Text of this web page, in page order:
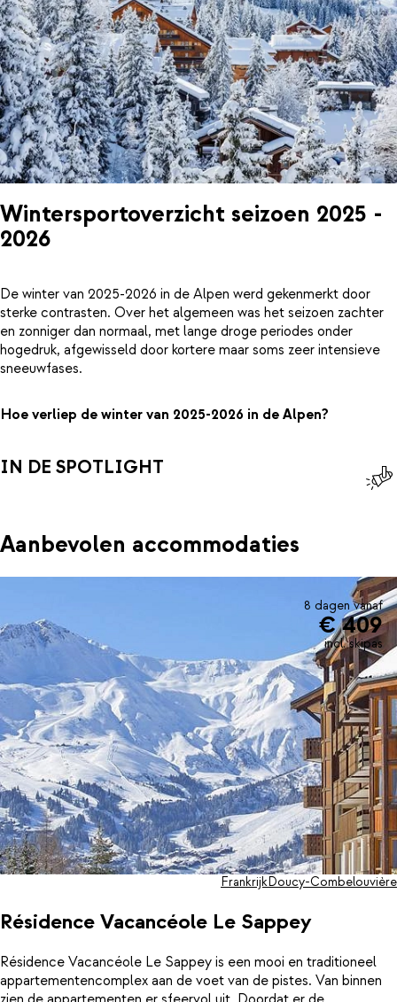
Wintersportoverzicht seizoen 2025 -
2026
De winter van 2025-2026 in de Alpen werd gekenmerkt door
sterke contrasten. Over het algemeen was het seizoen zachter
en zonniger dan normaal, met lange droge periodes onder
hogedruk, afgewisseld door kortere maar soms zeer intensieve
sneeuwfases.
Hoe verliep de winter van 2025-2026 in de Alpen?
IN DE SPOTLIGHT
Aanbevolen accommodaties
8 dagen vanaf
€ 409
incl. skipas
Résidence Vacancéole Le Sappey
FrankrijkDoucy-Combelouvière
Résidence Vacancéole Le Sappey is een mooi en traditioneel
appartementencomplex aan de voet van de pistes. Van binnen